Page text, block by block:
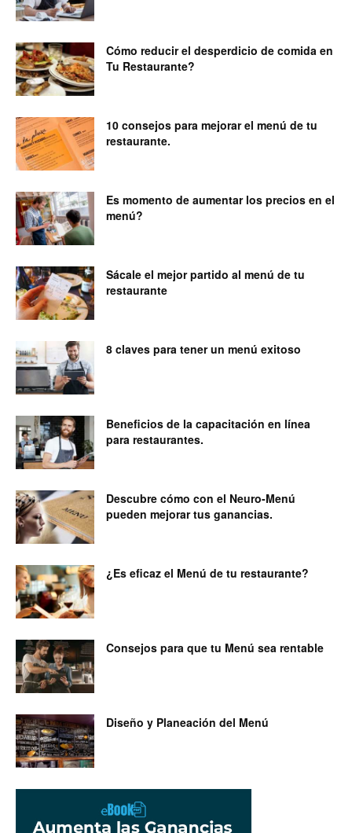
Cómo reducir el desperdicio de comida en
Tu Restaurante?
10 consejos para mejorar el menú de tu
restaurante.
Es momento de aumentar los precios en el
menú?
Sácale el mejor partido al menú de tu
restaurante
8 claves para tener un menú exitoso
Beneficios de la capacitación en línea
para restaurantes.
Descubre cómo con el Neuro-Menú
pueden mejorar tus ganancias.
¿Es eficaz el Menú de tu restaurante?
Consejos para que tu Menú sea rentable
Diseño y Planeación del Menú